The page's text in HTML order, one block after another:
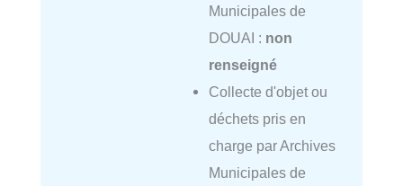
Municipales de
DOUAI : non
renseigné
Collecte d'objet ou
déchets pris en
charge par Archives
Municipales de